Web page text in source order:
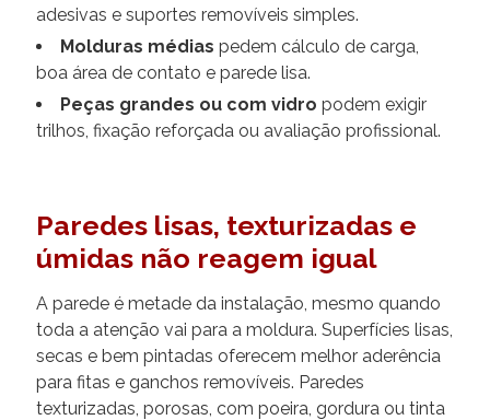
adesivas e suportes removíveis simples.
Molduras médias pedem cálculo de carga,
boa área de contato e parede lisa.
Peças grandes ou com vidro podem exigir
trilhos, fixação reforçada ou avaliação profissional.
Paredes lisas, texturizadas e
úmidas não reagem igual
A parede é metade da instalação, mesmo quando
toda a atenção vai para a moldura. Superfícies lisas,
secas e bem pintadas oferecem melhor aderência
para fitas e ganchos removíveis. Paredes
texturizadas, porosas, com poeira, gordura ou tinta